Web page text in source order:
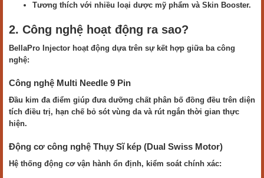
Tương thích với nhiều loại dược mỹ phẩm và Skin Booster.
2. Công nghệ hoạt động ra sao?
BellaPro Injector hoạt động dựa trên sự kết hợp giữa ba công
nghệ:
Công nghệ Multi Needle 9 Pin
Đầu kim đa điểm giúp đưa dưỡng chất phân bố đồng đều trên diện
tích điều trị, hạn chế bỏ sót vùng da và rút ngắn thời gian thực
hiện.
Động cơ công nghệ Thụy Sĩ kép (Dual Swiss Motor)
Hệ thống động cơ vận hành ổn định, kiểm soát chính xác: